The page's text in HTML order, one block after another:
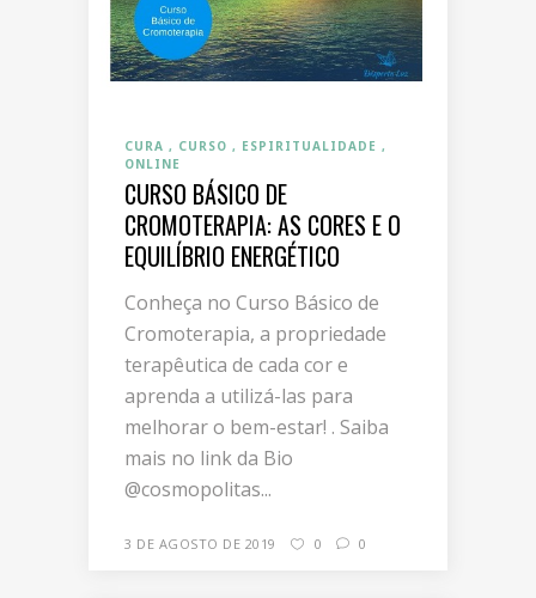
CURA CURSO
ESPIRITUALIDADE
ONLINE
CURSO BÁSICO DE
CROMOTERAPIA: AS CORES E O
EQUILÍBRIO ENERGÉTICO
Conheça no Curso Básico de
Cromoterapia, a propriedade
terapêutica de cada cor e
aprenda a utilizá-las para
melhorar o bem-estar! . Saiba
mais no link da Bio
@cosmopolitas...
3 DE AGOSTO DE 2019 0 0